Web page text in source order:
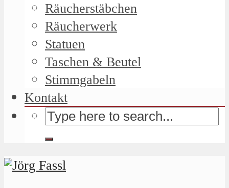
Räucherstäbchen
Räucherwerk
Statuen
Taschen & Beutel
Stimmgabeln
Kontakt